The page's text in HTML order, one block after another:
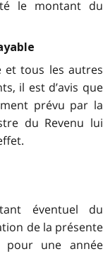
le montant du
et tous les autres
il est d’avis que
prévu par la
du Revenu lui
éventuel du
de la présente
pour une année